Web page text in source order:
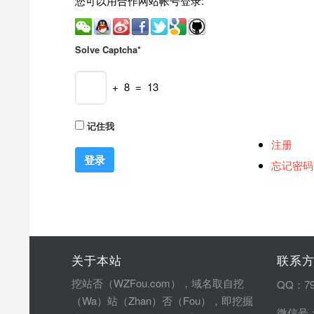
Solve Captcha*
+ 8 = 13
记住我
注册
忘记密码
关于本站
挖站否（WZFou.com），域名取自挖
（Wa）站（Zhan）否（Fou），即挖掘
联系
QQ：